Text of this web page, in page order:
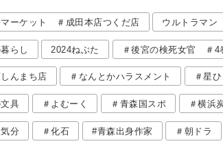
マーケット ＃成田本店つくだ店 ウルトラマン
らし 2024ねぶた ＃後宮の検死女官 ＃
んまち店 ＃なんとかハラスメント ＃星
具 ＃よむーく ＃青森国スポ ＃横浜
分 ＃化石 #青森出身作家 ＃朝ドラ